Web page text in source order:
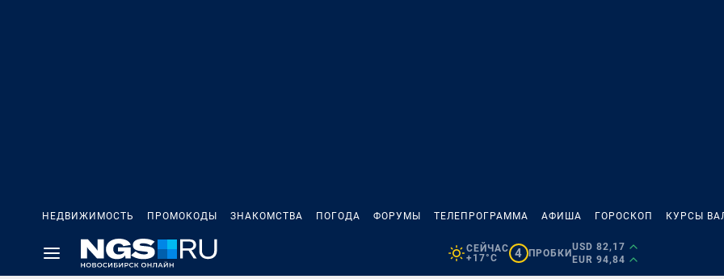
НЕДВИЖИМОСТЬ ПРОМОКОДЫ ЗНАКОМСТВА ПОГОДА ФОРУМЫ ТЕЛЕПРОГРАММА АФИША ГОРОСКОП КУРСЫ
СЕЙЧАС
+17°C
4 ПРОБКИ
USD 82,17
EUR 94,84